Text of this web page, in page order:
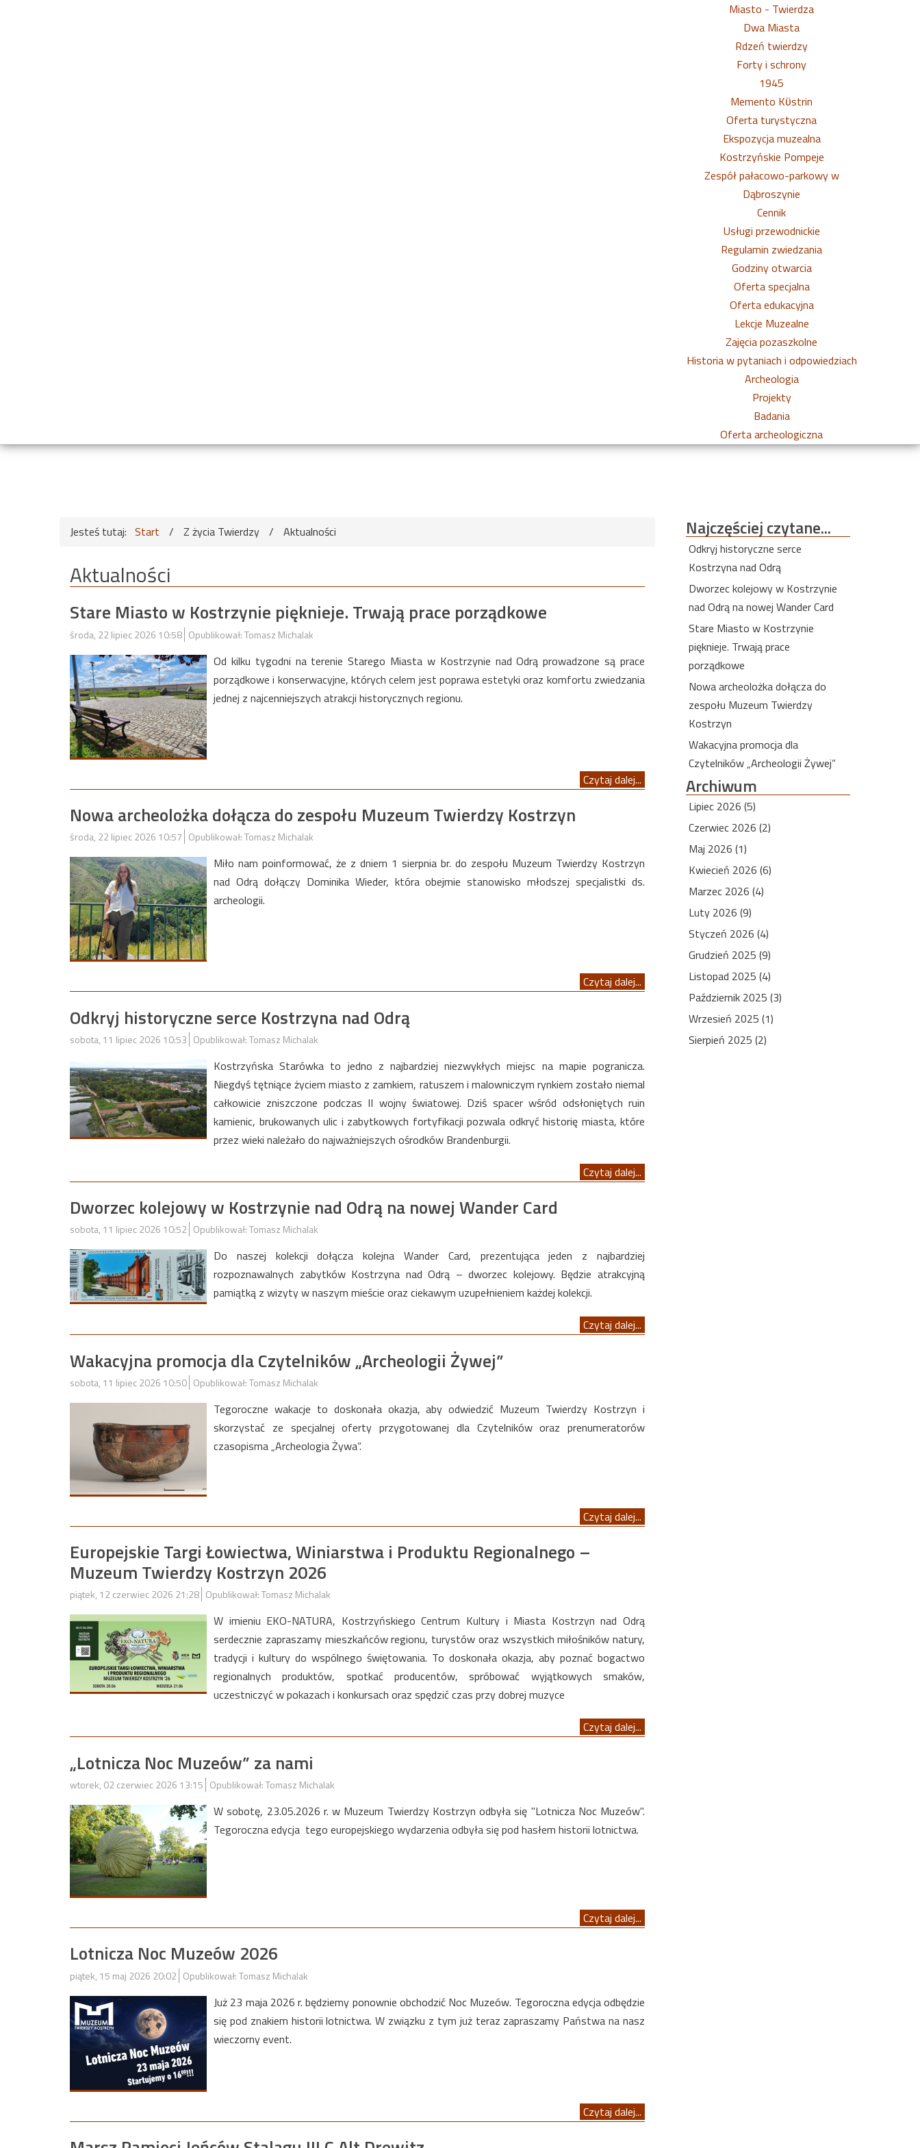
Miasto - Twierdza
Dwa Miasta
Rdzeń twierdzy
Forty i schrony
1945
Memento Kϋstrin
Oferta turystyczna
Ekspozycja muzealna
Kostrzyńskie Pompeje
Zespół pałacowo-parkowy w
Dąbroszynie
Cennik
Usługi przewodnickie
Regulamin zwiedzania
Godziny otwarcia
Oferta specjalna
Oferta edukacyjna
Lekcje Muzealne
Zajęcia pozaszkolne
Historia w pytaniach i odpowiedziach
Archeologia
Projekty
Badania
Oferta archeologiczna
Jesteś tutaj: Start / Z życia Twierdzy / Aktualności
Aktualności
Stare Miasto w Kostrzynie pięknieje. Trwają prace porządkowe
środa, 22 lipiec 2026 10:58 Opublikował: Tomasz Michalak
Od kilku tygodni na terenie Starego Miasta w Kostrzynie nad Odrą prowadzone są prace
porządkowe i konserwacyjne, których celem jest poprawa estetyki oraz komfortu zwiedzania
jednej z najcenniejszych atrakcji historycznych regionu.
Czytaj dalej...
Nowa archeolożka dołącza do zespołu Muzeum Twierdzy Kostrzyn
środa, 22 lipiec 2026 10:57 Opublikował: Tomasz Michalak
Miło nam poinformować, że z dniem 1 sierpnia br. do zespołu Muzeum Twierdzy Kostrzyn
nad Odrą dołączy Dominika Wieder, która obejmie stanowisko młodszej specjalistki ds.
archeologii.
Czytaj dalej...
Odkryj historyczne serce Kostrzyna nad Odrą
sobota, 11 lipiec 2026 10:53 Opublikował: Tomasz Michalak
Kostrzyńska Starówka to jedno z najbardziej niezwykłych miejsc na mapie pogranicza.
Niegdyś tętniące życiem miasto z zamkiem, ratuszem i malowniczym rynkiem zostało niemal
całkowicie zniszczone podczas II wojny światowej. Dziś spacer wśród odsłoniętych ruin
kamienic, brukowanych ulic i zabytkowych fortyfikacji pozwala odkryć historię miasta, które
przez wieki należało do najważniejszych ośrodków Brandenburgii.
Czytaj dalej...
Dworzec kolejowy w Kostrzynie nad Odrą na nowej Wander Card
sobota, 11 lipiec 2026 10:52 Opublikował: Tomasz Michalak
Do naszej kolekcji dołącza kolejna Wander Card, prezentująca jeden z najbardziej
rozpoznawalnych zabytków Kostrzyna nad Odrą – dworzec kolejowy. Będzie atrakcyjną
pamiątką z wizyty w naszym mieście oraz ciekawym uzupełnieniem każdej kolekcji.
Czytaj dalej...
Wakacyjna promocja dla Czytelników „Archeologii Żywej”
sobota, 11 lipiec 2026 10:50 Opublikował: Tomasz Michalak
Tegoroczne wakacje to doskonała okazja, aby odwiedzić Muzeum Twierdzy Kostrzyn i
skorzystać ze specjalnej oferty przygotowanej dla Czytelników oraz prenumeratorów
czasopisma „Archeologia Żywa”.
Czytaj dalej...
Europejskie Targi Łowiectwa, Winiarstwa i Produktu Regionalnego –
Muzeum Twierdzy Kostrzyn 2026
piątek, 12 czerwiec 2026 21:28 Opublikował: Tomasz Michalak
W imieniu EKO-NATURA, Kostrzyńskiego Centrum Kultury i Miasta Kostrzyn nad Odrą
serdecznie zapraszamy mieszkańców regionu, turystów oraz wszystkich miłośników natury,
tradycji i kultury do wspólnego świętowania. To doskonała okazja, aby poznać bogactwo
regionalnych produktów, spotkać producentów, spróbować wyjątkowych smaków,
uczestniczyć w pokazach i konkursach oraz spędzić czas przy dobrej muzyce
Czytaj dalej...
„Lotnicza Noc Muzeów” za nami
wtorek, 02 czerwiec 2026 13:15 Opublikował: Tomasz Michalak
W sobotę, 23.05.2026 r. w Muzeum Twierdzy Kostrzyn odbyła się "Lotnicza Noc Muzeów".
Tegoroczna edycja tego europejskiego wydarzenia odbyła się pod hasłem historii lotnictwa.
Czytaj dalej...
Lotnicza Noc Muzeów 2026
piątek, 15 maj 2026 20:02 Opublikował: Tomasz Michalak
Już 23 maja 2026 r. będziemy ponownie obchodzić Noc Muzeów. Tegoroczna edycja odbędzie
się pod znakiem historii lotnictwa. W związku z tym już teraz zapraszamy Państwa na nasz
wieczorny event.
Czytaj dalej...
Najczęściejczytane...
Odkryj historyczne serce
Kostrzyna nad Odrą
Dworzec kolejowy w Kostrzynie
nad Odrą na nowej Wander Card
Stare Miasto w Kostrzynie
pięknieje. Trwają prace
porządkowe
Nowa archeolożka dołącza do
zespołu Muzeum Twierdzy
Kostrzyn
Wakacyjna promocja dla
Czytelników „Archeologii Żywej”
Archiwum
Lipiec 2026 (5)
Czerwiec 2026 (2)
Maj 2026 (1)
Kwiecień 2026 (6)
Marzec 2026 (4)
Luty 2026 (9)
Styczeń 2026 (4)
Grudzień 2025 (9)
Listopad 2025 (4)
Październik 2025 (3)
Wrzesień 2025 (1)
Sierpień 2025 (2)